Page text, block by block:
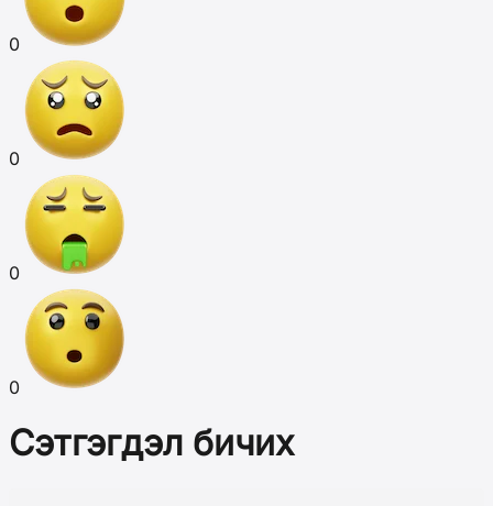
0
0
0
0
Сэтгэгдэл бичих